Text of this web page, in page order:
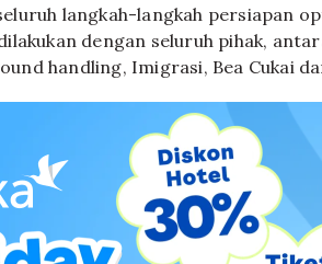
langkah-langkah persiapan
dengan seluruh pihak,
handling, Imigrasi, Bea Cukai